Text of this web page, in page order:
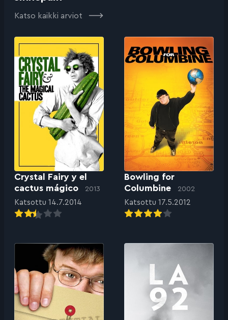
Katso kaikki arviot
Crystal Fairy y el
cactus mágico
2013
Katsottu 14.7.2014
Bowling for
Columbine
2002
Katsottu 17.5.2012